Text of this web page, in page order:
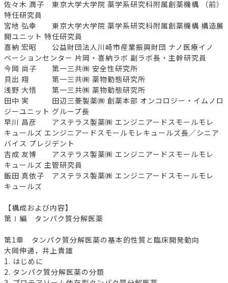
佐々木 潤子 東京大学大学院 薬学系研究科附属創薬機構 （前）
特任研究員
宮地 弘幸 東京大学大学院 薬学系研究科附属創薬機構 構造展
開ユニット 特任研究員
喜納 宏昭 公益財団法人川崎市産業振興財団 ナノ医療イノ
ベーションセンター 片岡・喜納ラボ 副ラボ長・主幹研究員
今岡 尚子 第一三共㈱ 安全性研究所
貝出 翔 第一三共㈱ 薬物動態研究所
浅野 大悟 第一三共㈱ 薬物動態研究所
田中 実 田辺三菱製薬㈱ 創薬本部 オンコロジー・イムノロ
ジーユニット グループ長
早川 昌彦 アステラス製薬㈱ エンジニアードスモールモレ
キュールズ エンジニアードスモールモレキュールズ長／シニア
バイス プレジデント
吉成 友博 アステラス製薬㈱ エンジニアードスモールモレ
キュールズ 主管研究員
飯田 真依子 アステラス製薬㈱ エンジニアードスモールモレ
キュールズ
【構成および内容】
第Ⅰ編 タンパク質分解医薬
第1章 タンパク質分解医薬の基本的性質と臨床開発動向
大岡伸通，井上貴雄
1. はじめに
2. タンパク質分解医薬の分類